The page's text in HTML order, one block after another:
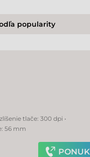
tlače: 300 dpi •
56 mm